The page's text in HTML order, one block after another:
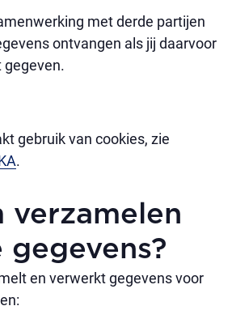
met derde partijen
ontvangen als jij daarvoor
gebruik van cookies, zie
.
verzamelen
gegevens?
en verwerkt gegevens voor